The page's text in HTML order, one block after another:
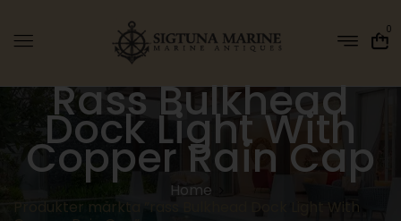
0
Rass Bulkhead
Dock Light With
Copper Rain Cap
Home
Produkter märkta ”rass Bulkhead Dock Light With